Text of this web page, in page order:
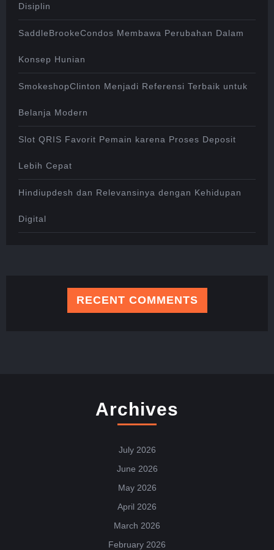
Disiplin
SaddleBrookeCondos Membawa Perubahan Dalam
Konsep Hunian
SmokeshopClinton Menjadi Referensi Terbaik untuk
Belanja Modern
Slot QRIS Favorit Pemain karena Proses Deposit
Lebih Cepat
Hindiupdesh dan Relevansinya dengan Kehidupan
Digital
RECENT COMMENTS
Archives
July 2026
June 2026
May 2026
April 2026
March 2026
February 2026